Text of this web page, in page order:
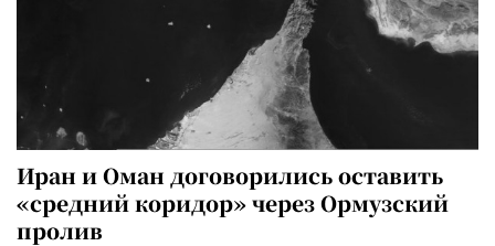
Иран и Оман договорились оставить
«средний коридор» через Ормузский
пролив